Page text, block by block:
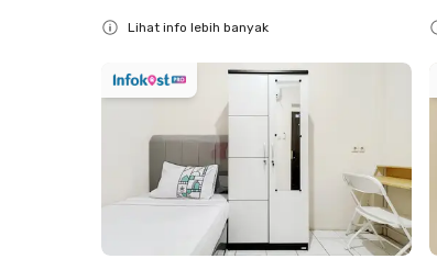
Lihat info lebih banyak